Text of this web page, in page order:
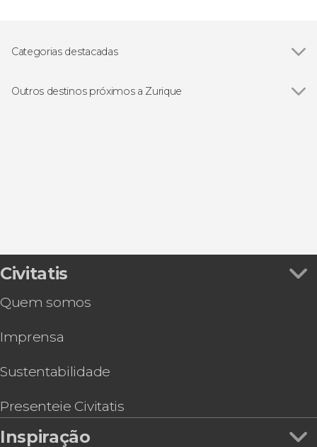
Categorias destacadas
Visitas guiadas e free tours
Outros destinos próximos a Zurique
Civitatis
Quem somos
Imprensa
Sustentabilidade
Presenteie Civitatis
Inspiração